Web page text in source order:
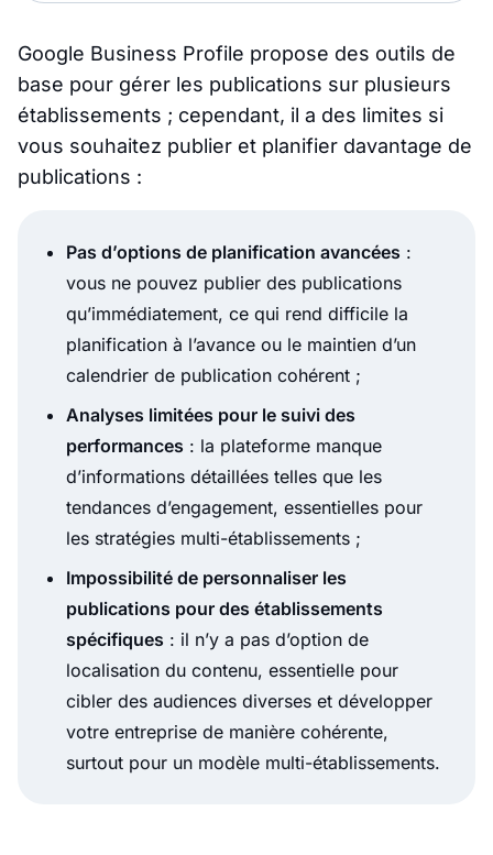
Google Business Profile propose des outils de
base pour gérer les publications sur plusieurs
établissements ; cependant, il a des limites si
vous souhaitez publier et planifier davantage de
publications :
Pas d’options de planification avancées :
vous ne pouvez publier des publications
qu’immédiatement, ce qui rend difficile la
planification à l’avance ou le maintien d’un
calendrier de publication cohérent ;
Analyses limitées pour le suivi des
performances : la plateforme manque
d’informations détaillées telles que les
tendances d’engagement, essentielles pour
les stratégies multi-établissements ;
Impossibilité de personnaliser les
publications pour des établissements
spécifiques : il n’y a pas d’option de
localisation du contenu, essentielle pour
cibler des audiences diverses et développer
votre entreprise de manière cohérente,
surtout pour un modèle multi-établissements.